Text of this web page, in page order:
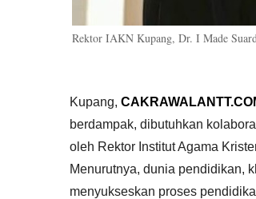
Rektor IAKN Kupang, Dr. I Made
Kupang,
berdampak, dibutuhkan
oleh Rektor Institut Agama
Menurutnya, dunia pendidikan,
menyukseskan proses